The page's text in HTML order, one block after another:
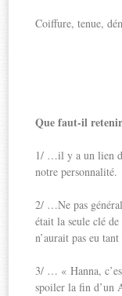
Coiffure, tenue,
Que faut-il
1/ …il y a un lien
notre personnalité.
2/ …Ne pas
était la seule clé
n’aurait pas eu tant
3/ … « Hanna,
spoiler la fin d’un